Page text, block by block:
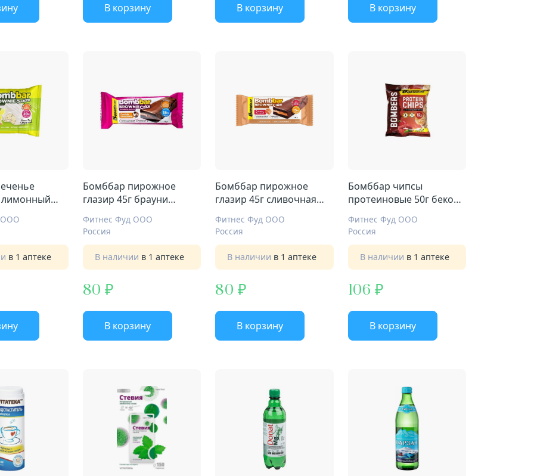
В корзину В корзину В корзину
лимонный
ООО
в 1 аптеке
Бомббар пирожное
глазир 45г брауни
Фитнес Фуд ООО
Россия
В наличии в 1 аптеке
80
В корзину
Бомббар пирожное
глазир 45г сливочная
Фитнес Фуд ООО
Россия
В наличии в 1 аптеке
80
В корзину
Бомббар чипсы
протеиновые 50г бекон
Фитнес Фуд ООО
Россия
В наличии в 1 аптеке
106
В корзину